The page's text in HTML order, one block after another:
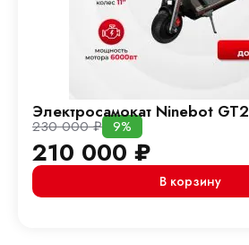
Электросамокат Ninebot GT2
230 000₽ 9%
210 000 ₽
В корзину